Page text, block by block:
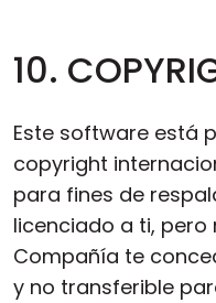
10.
Este software está
copyright
para fines de
licenciado a ti, pero
Compañía te
y no transferible